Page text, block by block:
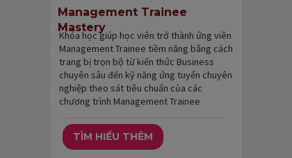
Khóa học giúp học viên trở thành ứng viên
Management Trainee tiềm năng bằng cách
trang bị trọn bộ từ kiến thức Business
chuyên sâu đến kỹ năng ứng tuyển chuyên
nghiệp theo sát tiêu chuẩn của các
chương trình Management Trainee
Management Trainee
Mastery
TÌM HIỂU THÊM